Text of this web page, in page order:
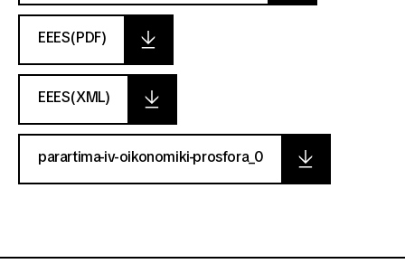
EEES(PDF)
EEES(XML)
parartima-iv-oikonomiki-prosfora_0